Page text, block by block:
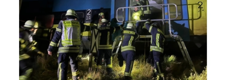
DRK-Bereitschaft Bad Nenndorf die Hochwasser-
Ehrennadel der Niedersächsischen Landesregierung für
ihre Hochwassereinsätze im Jahr 2023 verliehen wurde.